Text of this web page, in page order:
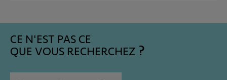
CE N'EST PAS CE
QUE VOUS RECHERCHEZ